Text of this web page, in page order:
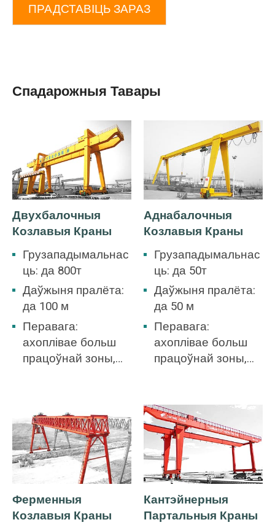
ПРАДСТАВІЦЬ ЗАРАЗ
Спадарожныя Тавары
Двухбалочныя
Козлавыя Краны
Грузападымальнас
ць: да 800т
Даўжыня пралёта:
да 100 м
Перавага:
ахоплівае больш
працоўнай зоны,
Аднабалочныя
Козлавыя Краны
Грузападымальнас
ць: да 50т
Даўжыня пралёта:
да 50 м
Перавага:
ахоплівае больш
працоўнай зоны,
Ферменныя
Козлавыя Краны
Кантэйнерныя
Партальныя Краны